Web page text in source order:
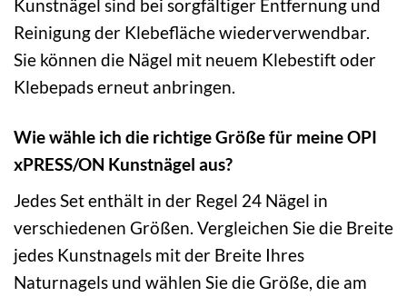
Kunstnägel sind bei sorgfältiger Entfernung und
Reinigung der Klebefläche wiederverwendbar.
Sie können die Nägel mit neuem Klebestift oder
Klebepads erneut anbringen.
Wie wähle ich die richtige Größe für meine OPI
xPRESS/ON Kunstnägel aus?
Jedes Set enthält in der Regel 24 Nägel in
verschiedenen Größen. Vergleichen Sie die Breite
jedes Kunstnagels mit der Breite Ihres
Naturnagels und wählen Sie die Größe, die am